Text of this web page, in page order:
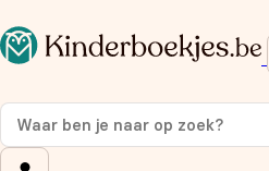
Op de hoogte blijven van onze
Meld je aan voor onze
korting